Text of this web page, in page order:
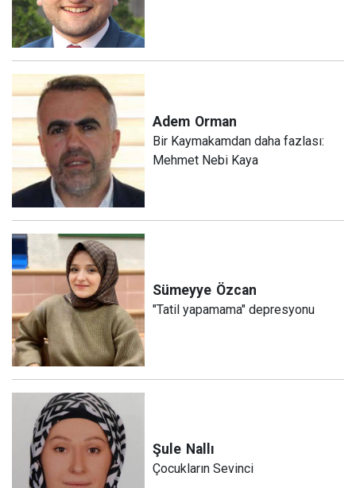
Adem Orman
Bir Kaymakamdan daha fazlası:
Mehmet Nebi Kaya
Sümeyye Özcan
"Tatil yapamama" depresyonu
Şule Nallı
Çocukların Sevinci